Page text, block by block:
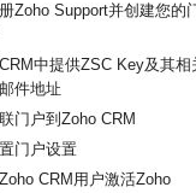
Zoho Support并创建您的
中提供ZSC Key及其相
件地址
门户到Zoho CRM
门户设置
CRM用户激活Zoho